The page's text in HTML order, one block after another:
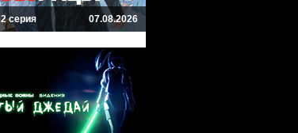
серия 07.08.2026